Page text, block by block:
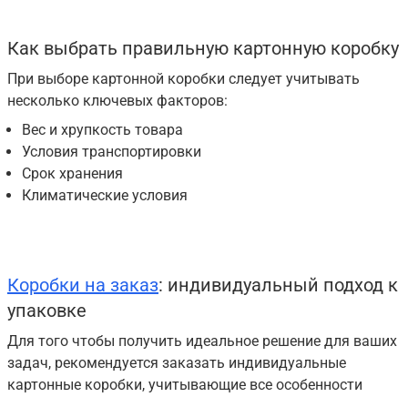
Как выбрать правильную картонную коробку
При выборе картонной коробки следует учитывать
несколько ключевых факторов:
Вес и хрупкость товара
Условия транспортировки
Срок хранения
Климатические условия
Коробки на заказ: индивидуальный подход к
упаковке
Для того чтобы получить идеальное решение для ваших
задач, рекомендуется заказать индивидуальные
картонные коробки, учитывающие все особенности